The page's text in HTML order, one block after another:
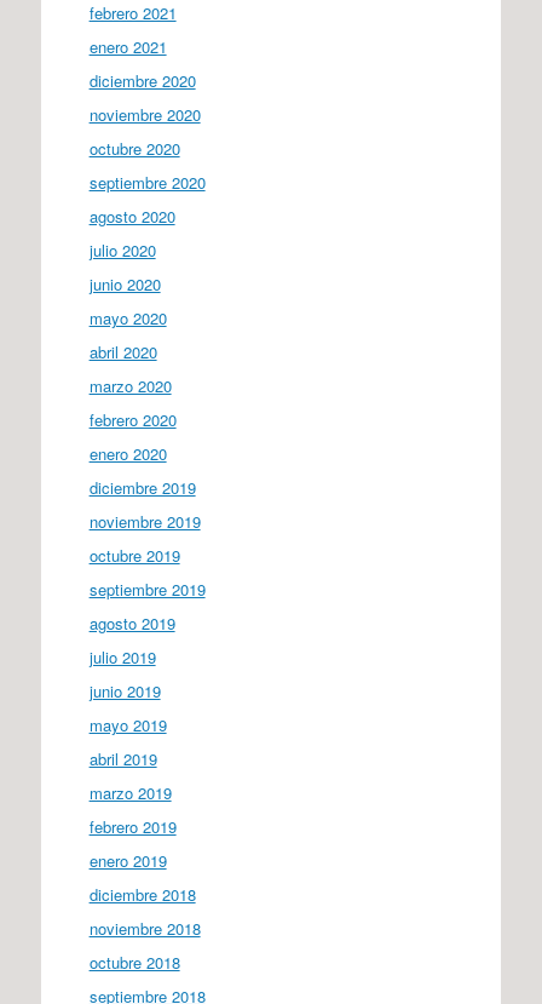
febrero 2021
enero 2021
diciembre 2020
noviembre 2020
octubre 2020
septiembre 2020
agosto 2020
julio 2020
junio 2020
mayo 2020
abril 2020
marzo 2020
febrero 2020
enero 2020
diciembre 2019
noviembre 2019
octubre 2019
septiembre 2019
agosto 2019
julio 2019
junio 2019
mayo 2019
abril 2019
marzo 2019
febrero 2019
enero 2019
diciembre 2018
noviembre 2018
octubre 2018
septiembre 2018